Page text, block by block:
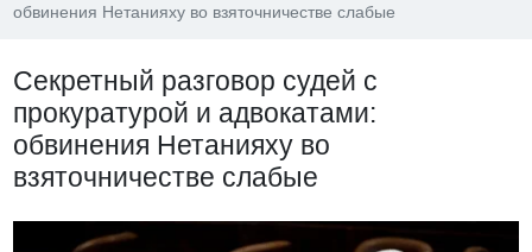
обвинения Нетанияху во взяточничестве слабые
Секретный разговор судей с
прокуратурой и адвокатами:
обвинения Нетанияху во
взяточничестве слабые